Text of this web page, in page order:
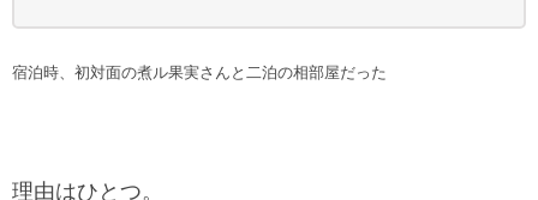
宿泊時、初対面の煮ル果実さんと二泊の相部屋だった
理由はひとつ。